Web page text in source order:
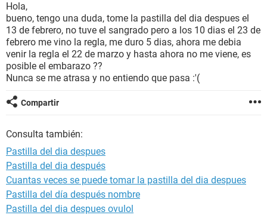
BIENESTAR
SEXUALIDAD
GLOSARIO
Hola,
bueno, tengo una duda, tome la pastilla del dia despues el
13 de febrero, no tuve el sangrado pero a los 10 dias el 23 de
febrero me vino la regla, me duro 5 dias, ahora me debia
venir la regla el 22 de marzo y hasta ahora no me viene, es
posible el embarazo ??
Nunca se me atrasa y no entiendo que pasa :'(
Compartir
Consulta también:
Pastilla del dia despues
Pastilla del dia después
Cuantas veces se puede tomar la pastilla del dia despues
Pastilla del día después nombre
Pastilla del dia despues ovulol